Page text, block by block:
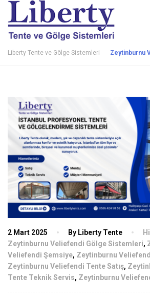
Liberty Tente ve Gölge Sistemleri Zeytinburnu
2 Mart 2025 By Liberty Tente
Zeytinburnu Veliefendi Gölge Sistemleri,
Veliefendi Şemsiye, Zeytinburnu
Zeytinburnu Veliefendi Tente Satış,
Tente Teknik Servis, Zeytinburnu